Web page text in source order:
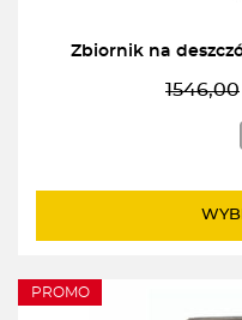
Zbiornik na
1546,00
PROMO